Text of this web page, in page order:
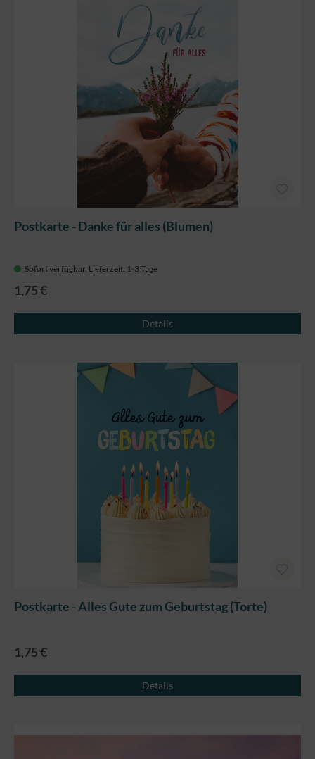
Postkarte - Danke für alles (Blumen)
Sofort verfügbar, Lieferzeit: 1-3 Tage
1,75 €
Details
Postkarte - Alles Gute zum Geburtstag (Torte)
1,75 €
Details